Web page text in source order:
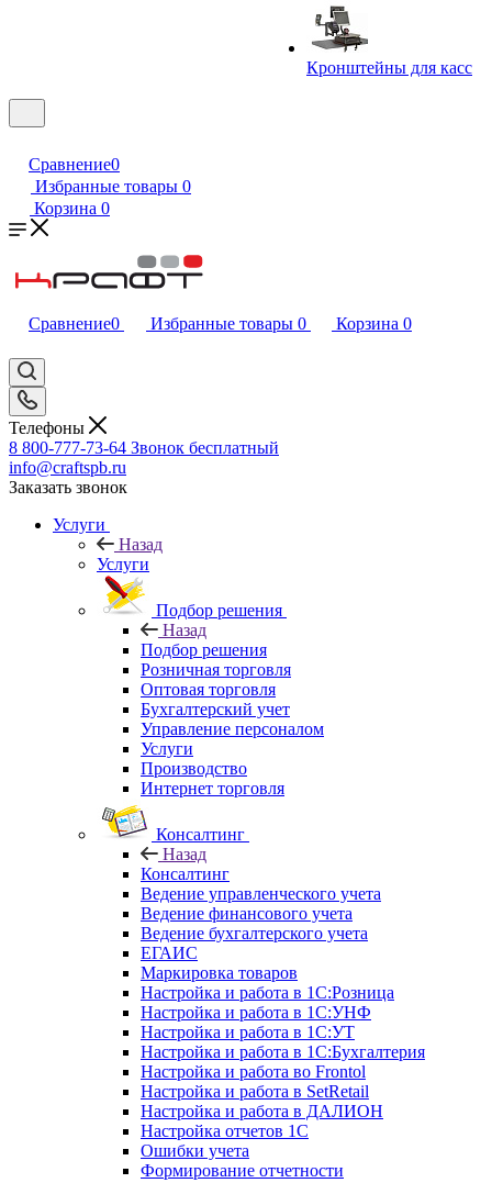
Кронштейны для касс
Сравнение0
Избранные товары 0
Корзина 0
Сравнение0 Избранные товары 0 Корзина 0
Телефоны
8 800-777-73-64 Звонок бесплатный
info@craftspb.ru
Заказать звонок
Услуги
Назад
Услуги
Подбор решения
Назад
Подбор решения
Розничная торговля
Оптовая торговля
Бухгалтерский учет
Управление персоналом
Услуги
Производство
Интернет торговля
Консалтинг
Назад
Консалтинг
Ведение управленческого учета
Ведение финансового учета
Ведение бухгалтерского учета
ЕГАИС
Маркировка товаров
Настройка и работа в 1С:Розница
Настройка и работа в 1С:УНФ
Настройка и работа в 1С:УТ
Настройка и работа в 1С:Бухгалтерия
Настройка и работа во Frontol
Настройка и работа в SetRetail
Настройка и работа в ДАЛИОН
Настройка отчетов 1С
Ошибки учета
Формирование отчетности